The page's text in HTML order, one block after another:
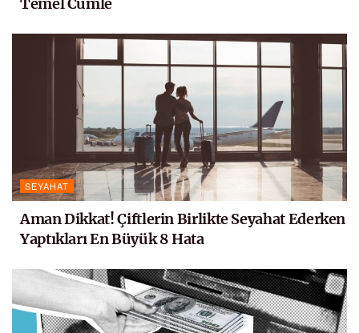
SEYAHAT
Aman Dikkat! Çiftlerin Birlikte Seyahat Ederken
Yaptıkları En Büyük 8 Hata